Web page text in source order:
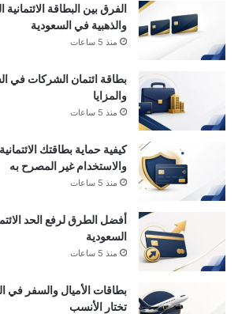
الفرق بين البطاقة الائتمانية
والذهبية في السعودية
منذ 5 ساعات
بطاقة ائتمان الشركات في
والمزايا
منذ 5 ساعات
كيفية حماية بطاقتك
والاستخدام غير المصرح به
منذ 5 ساعات
أفضل الطرق لرفع الحد
السعودية
منذ 5 ساعات
بطاقات الأميال والسفر في
تختار الأنسب